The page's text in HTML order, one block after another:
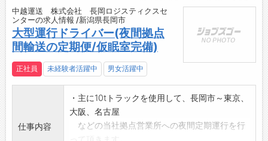
中越運送 株式会社 長岡ロジスティクスセ
ンターの求人情報 /新潟県長岡市
大型運行ドライバー(夜間拠点
間輸送の定期便/仮眠室完備)
正社員 未経験者活躍中 男女活躍中
仕事内容
・主に10tトラックを使用して、長岡市～東京、
大阪、名古屋
などの当社拠点営業所への夜間定期運行を行